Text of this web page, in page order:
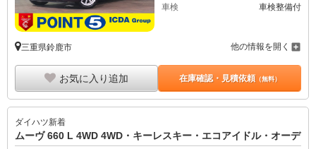
車検
車検整備付
三重県鈴鹿市 他の情報を開く
お気に入り追加 在庫確認・見積依頼（無料）
ダイハツ新着
ムーヴ 660 L 4WD 4WD・キーレスキー・エコアイドル・オーデ